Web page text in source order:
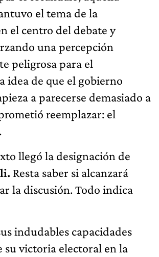
el tema de la
el centro del debate y
una percepción
peligrosa para el
idea de que el gobierno
a parecerse demasiado a
reemplazar: el
llegó la designación de
Resta saber si alcanzará
la discusión. Todo indica
indudables capacidades
su victoria electoral en la